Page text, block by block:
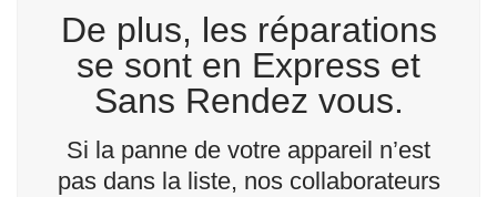
De plus, les réparations
se sont en Express et
Sans Rendez vous.
Si la panne de votre appareil n’est
pas dans la liste, nos collaborateurs